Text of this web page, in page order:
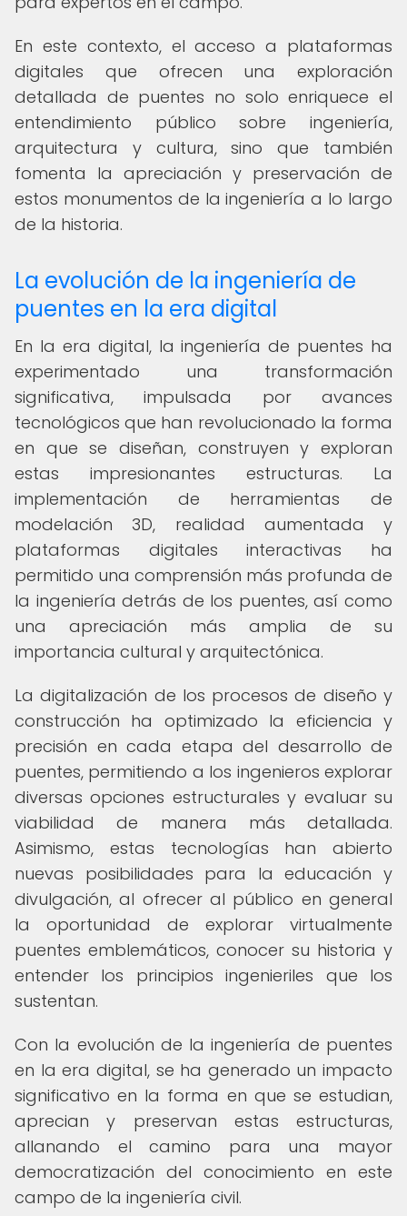
En este contexto, el acceso a plataformas
digitales que ofrecen una exploración
detallada de puentes no solo enriquece el
entendimiento público sobre ingeniería,
arquitectura y cultura, sino que también
fomenta la apreciación y preservación de
estos monumentos de la ingeniería a lo largo
de la historia.
La evolución de la ingeniería de
puentes en la era digital
En la era digital, la ingeniería de puentes ha
experimentado una transformación
significativa, impulsada por avances
tecnológicos que han revolucionado la forma
en que se diseñan, construyen y exploran
estas impresionantes estructuras. La
implementación de herramientas de
modelación 3D, realidad aumentada y
plataformas digitales interactivas ha
permitido una comprensión más profunda de
la ingeniería detrás de los puentes, así como
una apreciación más amplia de su
importancia cultural y arquitectónica.
La digitalización de los procesos de diseño y
construcción ha optimizado la eficiencia y
precisión en cada etapa del desarrollo de
puentes, permitiendo a los ingenieros explorar
diversas opciones estructurales y evaluar su
viabilidad de manera más detallada.
Asimismo, estas tecnologías han abierto
nuevas posibilidades para la educación y
divulgación, al ofrecer al público en general
la oportunidad de explorar virtualmente
puentes emblemáticos, conocer su historia y
entender los principios ingenieriles que los
sustentan.
Con la evolución de la ingeniería de puentes
en la era digital, se ha generado un impacto
significativo en la forma en que se estudian,
aprecian y preservan estas estructuras,
allanando el camino para una mayor
democratización del conocimiento en este
campo de la ingeniería civil.